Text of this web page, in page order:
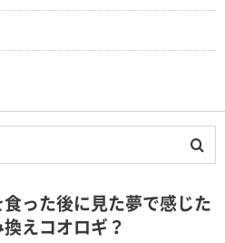
った後に見た夢で感じた
えコオロギ？